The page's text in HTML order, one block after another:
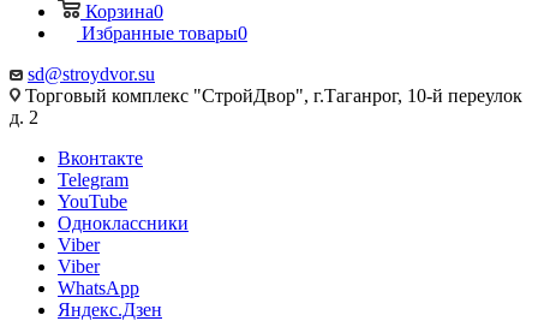
Корзина0
Избранные товары0
sd@stroydvor.su
Торговый комплекс "СтройДвор", г.Таганрог, 10-й переулок
д. 2
Вконтакте
Telegram
YouTube
Одноклассники
Viber
Viber
WhatsApp
Яндекс.Дзен